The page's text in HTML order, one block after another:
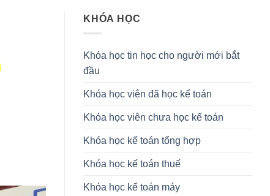
KHÓA HỌC
Khóa học tin học cho người mới bắt
đầu
Khóa học viên đã học kế toán
Khóa học viên chưa học kế toán
Khóa học kế toán tổng hợp
Khóa học kế toán thuế
Khóa học kế toán máy